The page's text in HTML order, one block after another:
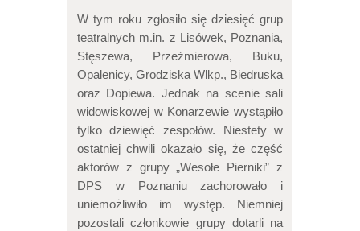
W tym roku zgłosiło się dziesięć grup
teatralnych m.in. z Lisówek, Poznania,
Stęszewa, Przeźmierowa, Buku,
Opalenicy, Grodziska Wlkp., Biedruska
oraz Dopiewa. Jednak na scenie sali
widowiskowej w Konarzewie wystąpiło
tylko dziewięć zespołów. Niestety w
ostatniej chwili okazało się, że część
aktorów z grupy „Wesołe Pierniki” z
DPS w Poznaniu zachorowało i
uniemożliwiło im występ. Niemniej
pozostali członkowie grupy dotarli na